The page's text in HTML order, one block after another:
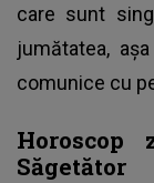
care sunt
jumătatea,
comunice cu
Horoscop
Săgetător